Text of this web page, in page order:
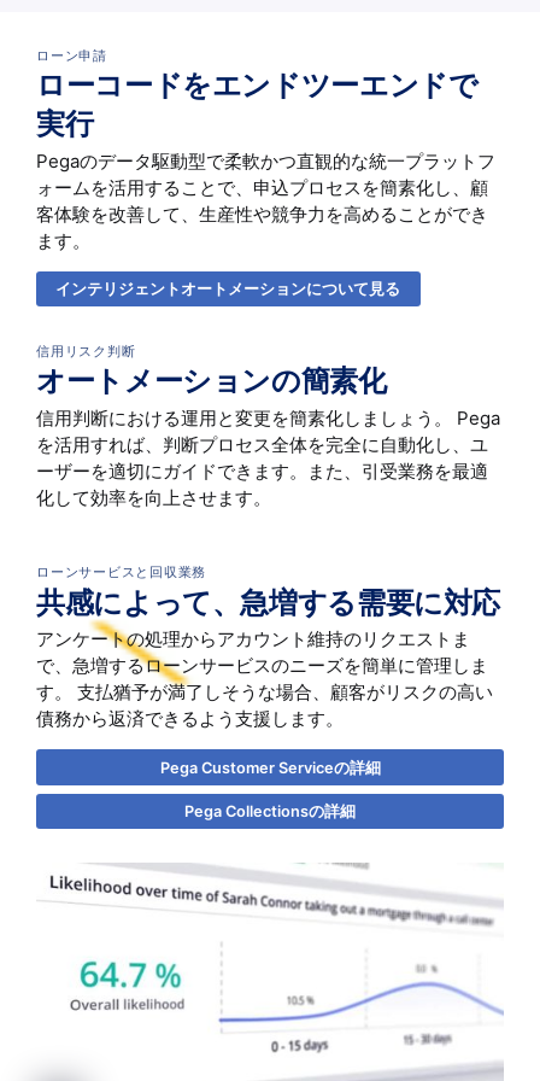
ローン申請
ローコードをエンドツーエンドで
実行
Pegaのデータ駆動型で柔軟かつ直観的な統一プラットフ
ォームを活用することで、申込プロセスを簡素化し、顧
客体験を改善して、生産性や競争力を高めることができ
ます。
インテリジェントオートメーションについて見る
信用リスク判断
オートメーションの簡素化
信用判断における運用と変更を簡素化しましょう。 Pega
を活用すれば、判断プロセス全体を完全に自動化し、ユ
ーザーを適切にガイドできます。また、引受業務を最適
化して効率を向上させます。
ローンサービスと回収業務
共感によって、急増する需要に対応
アンケートの処理からアカウント維持のリクエストま
で、急増するローンサービスのニーズを簡単に管理しま
す。 支払猶予が満了しそうな場合、顧客がリスクの高い
債務から返済できるよう支援します。
Pega Customer Serviceの詳細
Pega Collectionsの詳細